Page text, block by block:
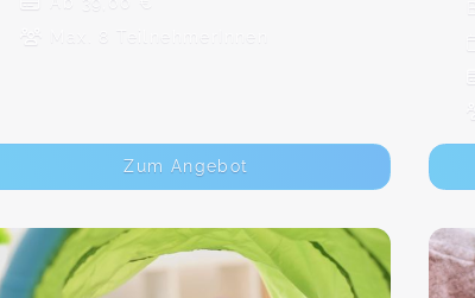
Max. 8 TeilnehmerInnen
Zum Angebot